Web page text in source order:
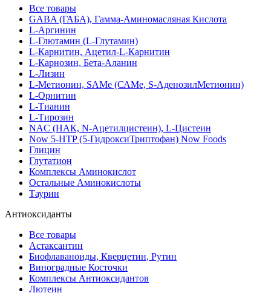
Все товары
GABA (ГАБА), Гамма-Аминомасляная Кислота
L-Аргинин
L-Глютамин (L-Глутамин)
L-Карнитин, Ацетил-L-Карнитин
L-Карнозин, Бета-Аланин
L-Лизин
L-Метионин, SAMe (САМе, S-АденозилМетионин)
L-Орнитин
L-Тианин
L-Тирозин
NAC (НАК, N-Ацетилцистеин), L-Цистеин
Now 5-HTP (5-ГидроксиТриптофан) Now Foods
Глицин
Глутатион
Комплексы Аминокислот
Остальные Аминокислоты
Таурин
Антиоксиданты
Все товары
Астаксантин
Биофлаваноиды, Кверцетин, Рутин
Виноградные Косточки
Комплексы Антиоксидантов
Лютеин